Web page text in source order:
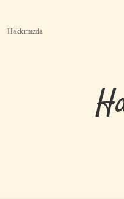
Hakkımızda